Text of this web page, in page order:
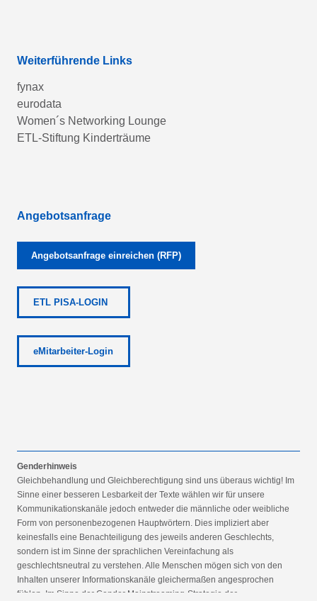
Weiterführende Links
fynax
eurodata
Women´s Networking Lounge
ETL-Stiftung Kinderträume
Angebotsanfrage
Angebotsanfrage einreichen (RFP)
ETL PISA-LOGIN
eMitarbeiter-Login
Genderhinweis
Gleichbehandlung und Gleichberechtigung sind uns überaus wichtig! Im
Sinne einer besseren Lesbarkeit der Texte wählen wir für unsere
Kommunikationskanäle jedoch entweder die männliche oder weibliche
Form von personenbezogenen Hauptwörtern. Dies impliziert aber
keinesfalls eine Benachteiligung des jeweils anderen Geschlechts,
sondern ist im Sinne der sprachlichen Vereinfachung als
geschlechtsneutral zu verstehen. Alle Menschen mögen sich von den
Inhalten unserer Informationskanäle gleichermaßen angesprochen
fühlen. Im Sinne der Gender Mainstreaming-Strategie der